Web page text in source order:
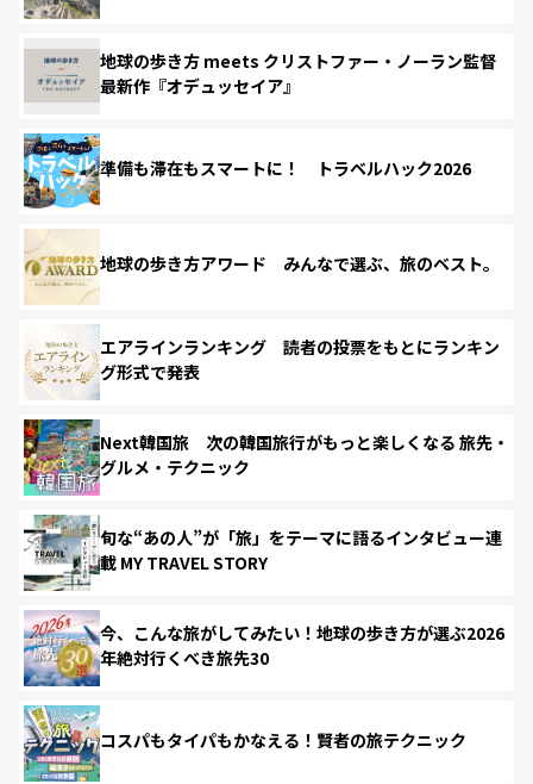
地球の歩き方 meets クリストファー・ノーラン監督
最新作『オデュッセイア』
準備も滞在もスマートに！ トラベルハック2026
地球の歩き方アワード みんなで選ぶ、旅のベスト。
エアラインランキング 読者の投票をもとにランキン
グ形式で発表
Next韓国旅 次の韓国旅行がもっと楽しくなる 旅先・
グルメ・テクニック
旬な“あの人”が「旅」をテーマに語るインタビュー連
載 MY TRAVEL STORY
今、こんな旅がしてみたい！地球の歩き方が選ぶ2026
年絶対行くべき旅先30
コスパもタイパもかなえる！賢者の旅テクニック